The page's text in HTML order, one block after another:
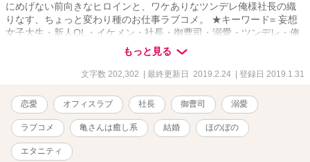
にめげない前向きなヒロインと、ワケありなツンデレ俺様社長の織
りなす、ちょっと変わり種のお仕事ラブコメ。 ★キーワード= 妄想
女子大生・新人OL・イケメン・社長・御曹司・溺愛・ツンデレ・俺
様・婚約破棄・年の差・お仕事・ラブコメ・大人の恋・恋愛・夢・
家族・ペット（ミドリガメ）。 ★基本的に20歳の女性視点のコメデ
ィタッチのストーリーです。（途中幕間として、男性視点もありま
します） ★更新について 1日1～５ページ。1ページは1000文字か
ら2000文字程度です。 ★恋愛小説大賞への応援、ありがとうござい
ました♪ 一ヵ月ほどの連載になるかと思います。前作【ワケあり上司
の愛し方】と少しリンクする部分もありますので、その辺も楽しん
でいただけたら嬉しいです。（全く別の物語ですので、前作が未読
もっと見る
文字数 202,302 | 最終更新日 2019.2.24 | 登録日 2019.1.31
恋愛 オフィスラブ 社長 御曹司 溺愛
ラブコメ 亀さんは癒し系 結婚 ほのぼの
エタニティ